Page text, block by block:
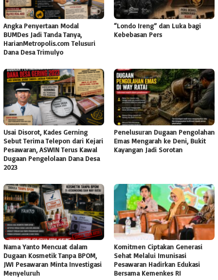
Angka Penyertaan Modal
BUMDes Jadi Tanda Tanya,
HarianMetropolis.com Telusuri
Dana Desa Trimulyo
“Londo Ireng” dan Luka bagi
Kebebasan Pers
Usai Disorot, Kades Gerning
Sebut Terima Telepon dari Kejari
Pesawaran, ASWIN Terus Kawal
Dugaan Pengelolaan Dana Desa
2023
Penelusuran Dugaan Pengolahan
Emas Mengarah ke Deni, Bukit
Kayangan Jadi Sorotan
Nama Yanto Mencuat dalam
Dugaan Kosmetik Tanpa BPOM,
JWI Pesawaran Minta Investigasi
Menyeluruh
Komitmen Ciptakan Generasi
Sehat Melalui Imunisasi
Pesawaran Hadirkan Edukasi
Bersama Kemenkes RI